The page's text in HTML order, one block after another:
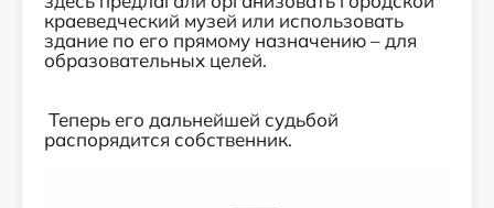
краеведческий музей или использовать
здание по его прямому назначению – для
образовательных целей.
Теперь его дальнейшей судьбой
распорядится собственник.